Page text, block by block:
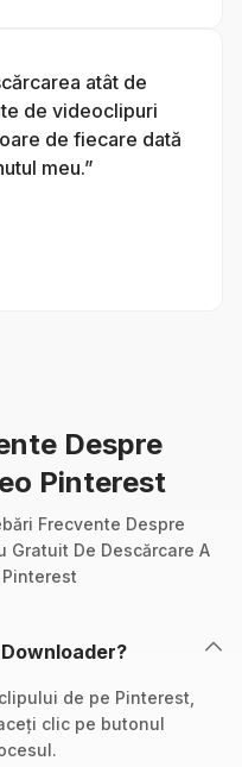
atât de
de videoclipuri
de fiecare dată
meu.”
Despre
Pinterest
Frecvente Despre
De Descărcare A
de pe Pinterest,
clic pe butonul